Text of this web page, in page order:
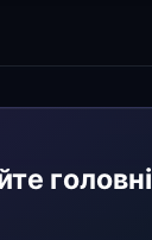
головні